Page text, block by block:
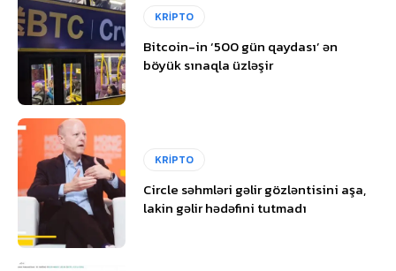
KRİPTO
Bitcoin-in ‘500 gün qaydası’ ən
böyük sınaqla üzləşir
KRİPTO
Circle səhmləri gəlir gözləntisini aşa,
lakin gəlir hədəfini tutmadı